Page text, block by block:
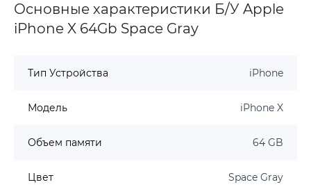
Основные характеристики Б/У Apple
iPhone X 64Gb Space Gray
Тип Устройства iPhone
Модель iPhone X
Объем памяти 64 GB
Цвет Space Gray